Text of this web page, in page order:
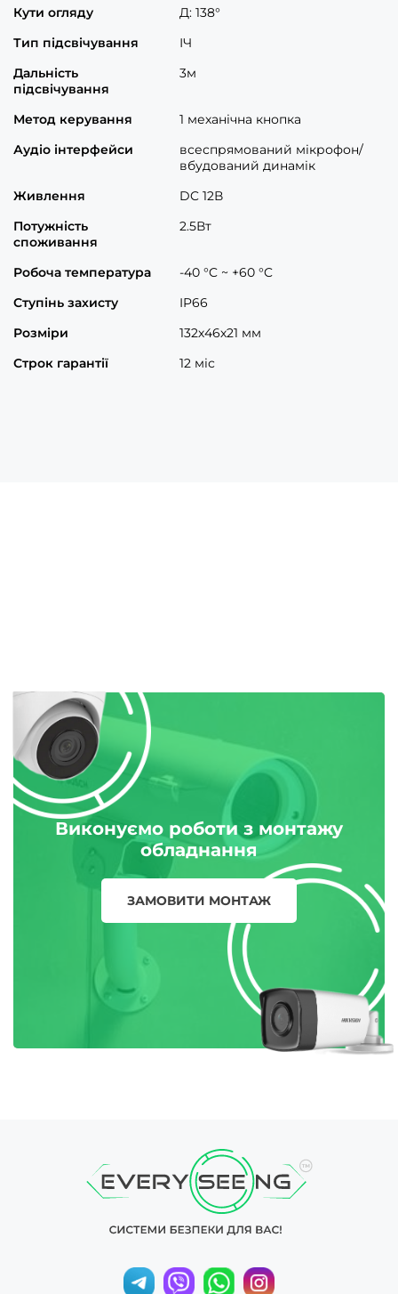
Кути огляду
Д: 138°
Тип підсвічування
ІЧ
Дальність
підсвічування
3м
Метод керування
1 механічна кнопка
Аудіо інтерфейси
всеспрямований мікрофон/
вбудований динамік
Живлення
DC 12В
Потужність
споживання
2.5Вт
Робоча температура
-40 °C ~ +60 °C
Ступінь захисту
IP66
Розміри
132х46х21 мм
Строк гарантії
12 міс
Виконуємо роботи з монтажу
обладнання
ЗАМОВИТИ МОНТАЖ